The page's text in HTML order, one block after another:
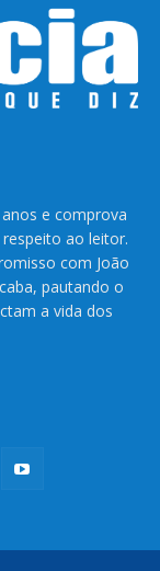
e comprova
ao leitor.
com João
pautando o
a vida dos